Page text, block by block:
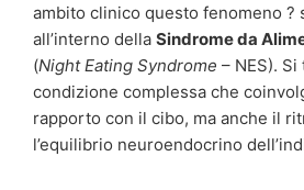
ambito clinico questo fenomeno ?
all’interno della Sindrome da
(Night Eating Syndrome – NES).
condizione complessa che
rapporto con il cibo, ma anche il
l’equilibrio neuroendocrino